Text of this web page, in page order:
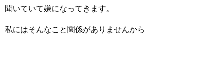
聞いていて嫌になってきます。
私にはそんなこと関係がありませんから